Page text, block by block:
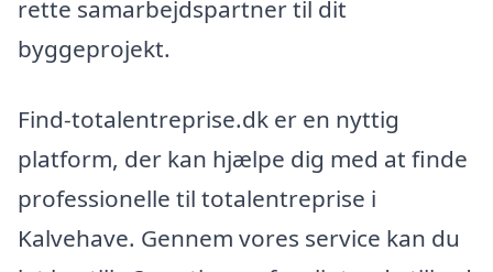
rette samarbejdspartner til dit
byggeprojekt.
Find-totalentreprise.dk er en nyttig
platform, der kan hjælpe dig med at finde
professionelle til totalentreprise i
Kalvehave. Gennem vores service kan du